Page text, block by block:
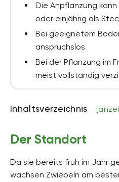
Die Anpflanzung
oder einjährig als
Bei geeignetem
anspruchslos
Bei der Pflanzung im
meist vollständig
Inhaltsverzeichnis
Der Standort
Da sie bereits früh im Jahr
wachsen Zwiebeln am